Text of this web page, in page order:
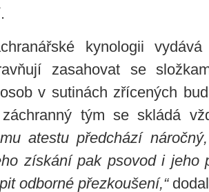
kynologii
zasahovat se
v sutinách zřícených
záchranný tým se skládá
atestu předchází
získání pak psovod i jeho
odborné přezkoušení,“